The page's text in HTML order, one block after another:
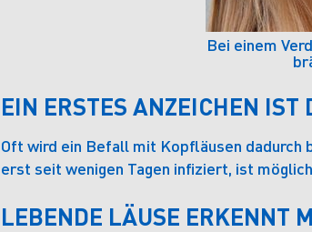
Bei einem
EIN ERSTES ANZEICHEN IST
Oft wird ein Befall mit Kopfläusen
erst seit wenigen Tagen infiziert, ist
LEBENDE LÄUSE ERKENNT